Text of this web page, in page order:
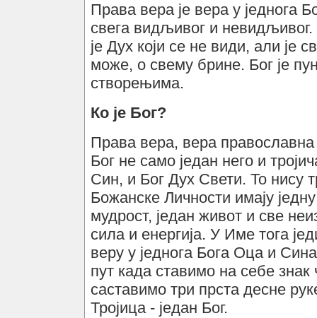
Права вера је вера у једнога
свега видљивог и невидљивог.
је Дух који се не види, али је
може, о свему брине. Бог је
створењима.
Ко је Бог?
Права вера, вера православна
Бог не само један него и
Син, и Бог Дух Свети. То нису
Божанске Личности имају
мудрост, један живот и све
сила и енергија. У Име тога
веру у једнога Бога Оца и
пут када ставимо на себе
саставимо три прста десне
Тројица - један Бог.